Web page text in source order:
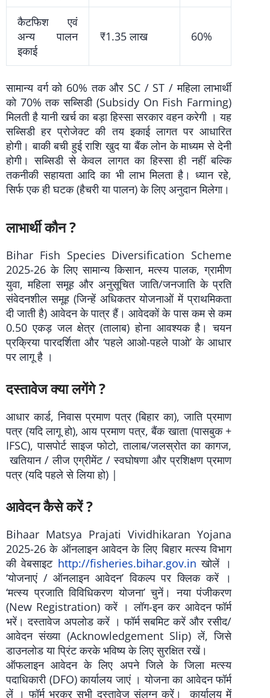
कैटफिश एवं
अन्य पालन
इकाई
₹1.35 लाख 60%
सामान्य वर्ग को 60% तक और SC / ST / महिला लाभार्थी
को 70% तक सब्सिडी (Subsidy On Fish Farming)
मिलती है यानी खर्च का बड़ा हिस्सा सरकार वहन करेगी । यह
सब्सिडी हर प्रोजेक्ट की तय इकाई लागत पर आधारित
होगी। बाकी बची हुई राशि खुद या बैंक लोन के माध्यम से देनी
होगी। सब्सिडी से केवल लागत का हिस्सा ही नहीं बल्कि
तकनीकी सहायता आदि का भी लाभ मिलता है। ध्यान रहे,
सिर्फ एक ही घटक (हैचरी या पालन) के लिए अनुदान मिलेगा।
लाभार्थी कौन ?
Bihar Fish Species Diversification Scheme
2025-26 के लिए सामान्य किसान, मत्स्य पालक, ग्रामीण
युवा, महिला समूह और अनुसूचित जाति/जनजाति के प्रति
संवेदनशील समूह (जिन्हें अधिकतर योजनाओं में प्राथमिकता
दी जाती है) आवेदन के पात्र हैं। आवेदकों के पास कम से कम
0.50 एकड़ जल क्षेत्र (तालाब) होना आवश्यक है। चयन
प्रक्रिया पारदर्शिता और ‘पहले आओ-पहले पाओ’ के आधार
पर लागू है ।
दस्तावेज क्या लगेंगे ?
आधार कार्ड, निवास प्रमाण पत्र (बिहार का), जाति प्रमाण
पत्र (यदि लागू हो), आय प्रमाण पत्र, बैंक खाता (पासबुक +
IFSC), पासपोर्ट साइज फोटो, तालाब/जलस्रोत का कागज,
खतियान / लीज एग्रीमेंट / स्वघोषणा और प्रशिक्षण प्रमाण
पत्र (यदि पहले से लिया हो) |
आवेदन कैसे करें ?
Bihaar Matsya Prajati Vividhikaran Yojana
2025-26 के ऑनलाइन आवेदन के लिए बिहार मत्स्य विभाग
की वेबसाइट http://fisheries.bihar.gov.in खोलें ।
‘योजनाएं / ऑनलाइन आवेदन’ विकल्प पर क्लिक करें ।
‘मत्स्य प्रजाति विविधिकरण योजना’ चुनें। नया पंजीकरण
(New Registration) करें । लॉग-इन कर आवेदन फॉर्म
भरें। दस्तावेज अपलोड करें । फॉर्म सबमिट करें और रसीद/
आवेदन संख्या (Acknowledgement Slip) लें, जिसे
डाउनलोड या प्रिंट करके भविष्य के लिए सुरक्षित रखें।
ऑफलाइन आवेदन के लिए अपने जिले के जिला मत्स्य
पदाधिकारी (DFO) कार्यालय जाएं । योजना का आवेदन फॉर्म
लें । फॉर्म भरकर सभी दस्तावेज संलग्न करें। कार्यालय में